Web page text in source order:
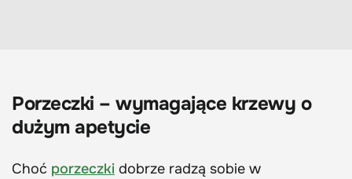
Porzeczki – wymagające krzewy o
dużym apetycie
Choć porzeczki dobrze radzą sobie w